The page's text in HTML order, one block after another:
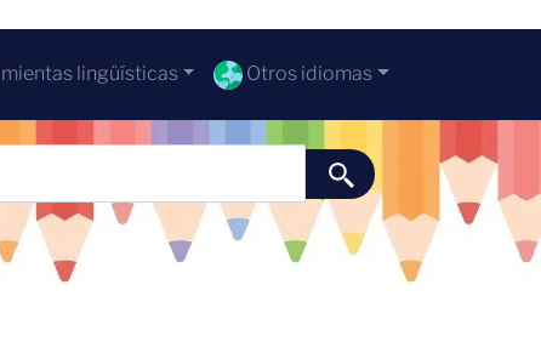
lingüísticas Otros idiomas